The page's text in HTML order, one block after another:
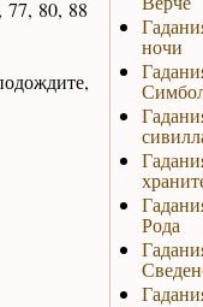
77, 80, 88
ночи
Рода